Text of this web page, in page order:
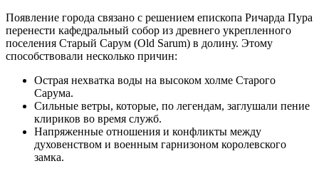
Появление города связано с решением епископа Ричарда Пура
перенести кафедральный собор из древнего укрепленного
поселения Старый Сарум (Old Sarum) в долину. Этому
способствовали несколько причин:
Острая нехватка воды на высоком холме Старого
Сарума.
Сильные ветры, которые, по легендам, заглушали пение
клириков во время служб.
Напряженные отношения и конфликты между
духовенством и военным гарнизоном королевского
замка.